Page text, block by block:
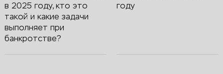
в 2025 году, кто это
такой и какие задачи
выполняет при
банкротстве?
году